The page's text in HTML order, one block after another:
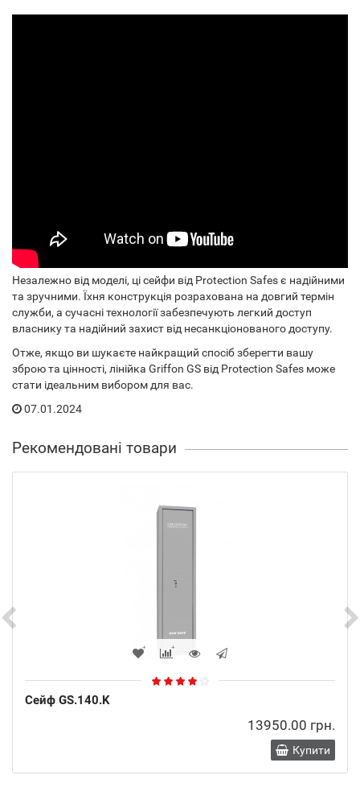
Незалежно від моделі, ці сейфи від Protection Safes є надійними
та зручними. Їхня конструкція розрахована на довгий термін
служби, а сучасні технології забезпечують легкий доступ
власнику та надійний захист від несанкціонованого доступу.
Отже, якщо ви шукаєте найкращий спосіб зберегти вашу
зброю та цінності, лінійка Griffon GS від Protection Safes може
стати ідеальним вибором для вас.
07.01.2024
Рекомендовані товари
Сейф GS.140.K
13950.00 грн.
Купити